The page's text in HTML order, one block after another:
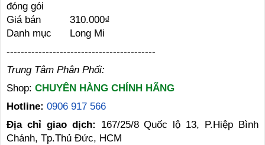
đóng gói
Giá bán
310.000₫
Danh mục
Long Mi
------------------------------------------
Trung Tâm Phân Phối:
Shop: CHUYÊN HÀNG CHÍNH HÃNG
Hotline: 0906 917 566
Địa chỉ giao dịch: 167/25/8 Quốc lộ 13, P.Hiệp Bình
Chánh, Tp.Thủ Đức, HCM